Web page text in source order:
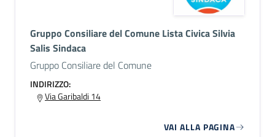
Gruppo Consiliare del Comune Lista Civica Silvia
Salis Sindaca
Gruppo Consiliare del Comune
INDIRIZZO:
Via Garibaldi 14
VAI ALLA PAGINA